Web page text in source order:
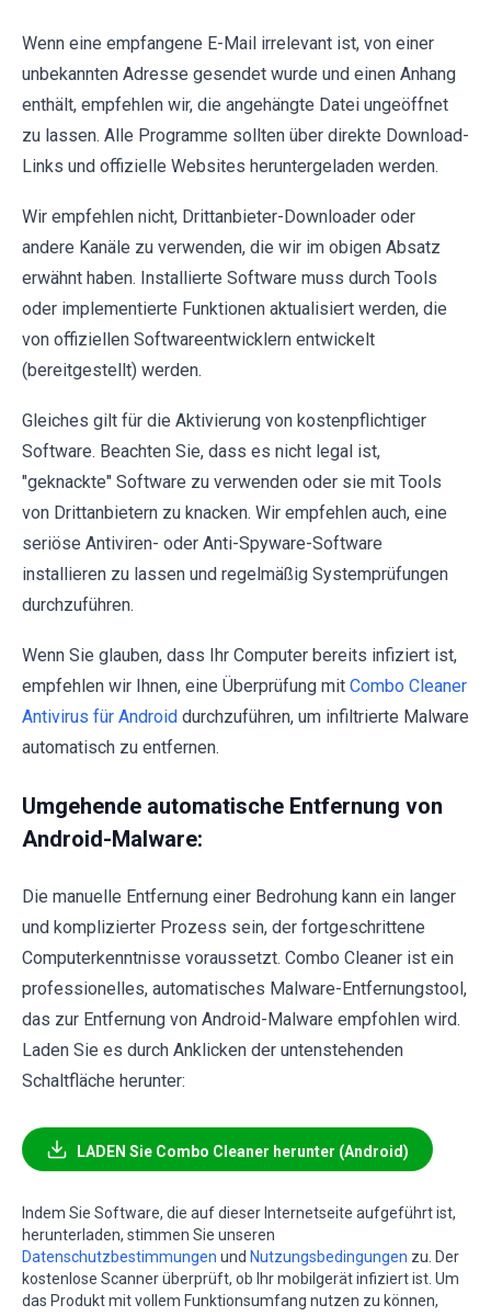
Wenn eine empfangene E-Mail irrelevant ist, von einer
unbekannten Adresse gesendet wurde und einen Anhang
enthält, empfehlen wir, die angehängte Datei ungeöffnet
zu lassen. Alle Programme sollten über direkte Download-
Links und offizielle Websites heruntergeladen werden.
Wir empfehlen nicht, Drittanbieter-Downloader oder
andere Kanäle zu verwenden, die wir im obigen Absatz
erwähnt haben. Installierte Software muss durch Tools
oder implementierte Funktionen aktualisiert werden, die
von offiziellen Softwareentwicklern entwickelt
(bereitgestellt) werden.
Gleiches gilt für die Aktivierung von kostenpflichtiger
Software. Beachten Sie, dass es nicht legal ist,
"geknackte" Software zu verwenden oder sie mit Tools
von Drittanbietern zu knacken. Wir empfehlen auch, eine
seriöse Antiviren- oder Anti-Spyware-Software
installieren zu lassen und regelmäßig Systemprüfungen
durchzuführen.
Wenn Sie glauben, dass Ihr Computer bereits infiziert ist,
empfehlen wir Ihnen, eine Überprüfung mit Combo Cleaner
Antivirus für Android durchzuführen, um infiltrierte Malware
automatisch zu entfernen.
Umgehende automatische Entfernung von
Android-Malware:
Die manuelle Entfernung einer Bedrohung kann ein langer
und komplizierter Prozess sein, der fortgeschrittene
Computerkenntnisse voraussetzt. Combo Cleaner ist ein
professionelles, automatisches Malware-Entfernungstool,
das zur Entfernung von Android-Malware empfohlen wird.
Laden Sie es durch Anklicken der untenstehenden
Schaltfläche herunter:
LADEN Sie Combo Cleaner herunter (Android)
Indem Sie Software, die auf dieser Internetseite aufgeführt ist,
herunterladen, stimmen Sie unseren
Datenschutzbestimmungen und Nutzungsbedingungen zu. Der
kostenlose Scanner überprüft, ob Ihr mobilgerät infiziert ist. Um
das Produkt mit vollem Funktionsumfang nutzen zu können,